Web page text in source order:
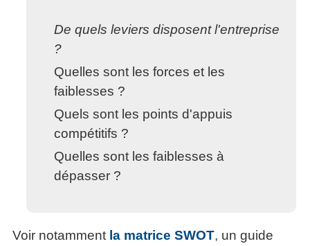
De quels leviers disposent l'entreprise
?
Quelles sont les forces et les
faiblesses ?
Quels sont les points d'appuis
compétitifs ?
Quelles sont les faiblesses à
dépasser ?
Voir notamment la matrice SWOT, un guide